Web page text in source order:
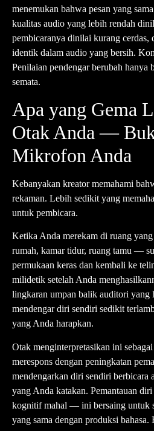
menemukan bahwa pesan yang
kualitas audio yang lebih rendah
pembicaranya dinilai kurang cerdas,
identik dalam audio yang bersih.
Penilaian pendengar berubah hanya
semata.
Apa yang Gema
Otak Anda —
Mikrofon Anda
Kebanyakan kreator memahami
rekaman. Lebih sedikit yang
untuk pembicara.
Ketika Anda merekam di ruang
rumah, kamar tidur, ruang tamu —
permukaan keras dan kembali ke
milidetik setelah Anda
lingkaran umpan balik auditori yang
mendengar diri sendiri sedikit
yang Anda harapkan.
Otak menginterpretasikan ini
merespons dengan peningkatan
mendengarkan diri sendiri berbicara
yang Anda katakan. Pemantauan diri
kognitif mahal — ini bersaing untuk
yang sama dengan produksi